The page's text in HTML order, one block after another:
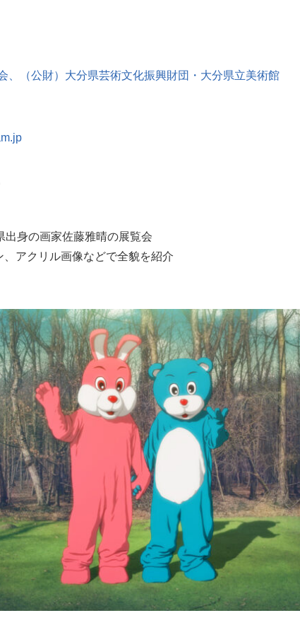
、（公財）大分県芸術文化振興財団・大分県立美術館
出身の画家佐藤雅晴の展覧会
アクリル画像などで全貌を紹介